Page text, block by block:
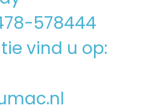
578444
vind u op: